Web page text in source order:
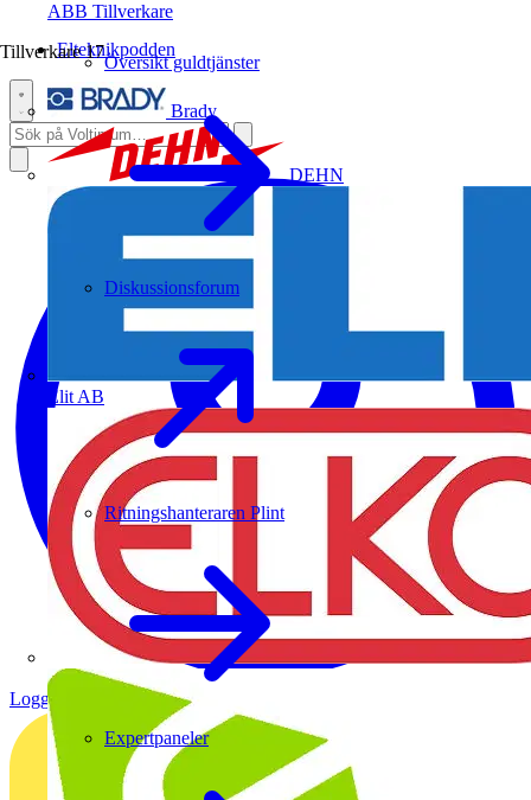
ABB Tillverkare
Tillverkare 17
Brady
DEHN
Elit AB
Översikt guldtjänster
Diskussionsforum
Ritningshanteraren Plint
Expertpaneler
Elteknikpodden
Logga in Registrera dig